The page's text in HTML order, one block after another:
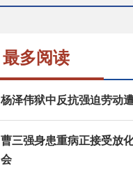
最多阅读
杨泽伟狱中反抗强迫劳动
曹三强身患重病正接受放
会